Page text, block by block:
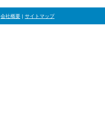
会社概要 | サイトマップ